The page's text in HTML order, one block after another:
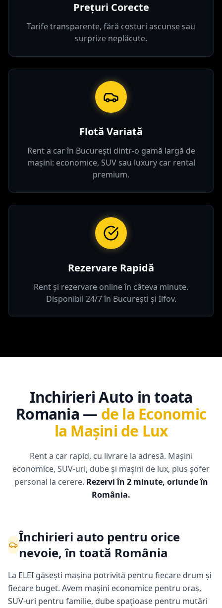
Prețuri Corecte
Tarife transparente, fără costuri ascunse sau
surprize neplăcute.
Flotă Variată
Rent a car în București dintr-o gamă largă de
mașini: economice, SUV sau luxury car rental
premium.
Rezervare Rapidă
Rent și rezervare online în câteva minute.
Disponibil 24/7 în București și Ilfov.
Inchirieri Auto in toata
Romania — de la Economic
la Mașini de Lux
Rent a car rapid, cu livrare la adresă. Mașini
economice, SUV-uri, dube și mașini de lux, plus șofer
personal la cerere. Rezervi în 2 minute, oriunde în
România.
Închirieri auto pentru orice
nevoie, în toată România
La ELEI găsești mașina potrivită pentru fiecare drum și
fiecare buget. Avem mașini economice pentru oraș,
SUV-uri pentru familie, dube spațioase pentru mutări